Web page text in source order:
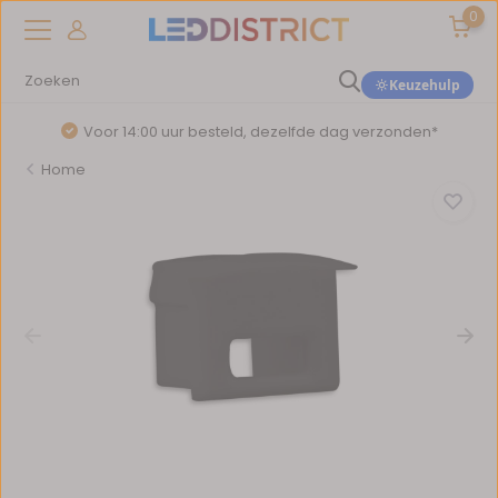
0
Keuzehulp
Voor 14:00 uur besteld, dezelfde dag verzonden*
Home